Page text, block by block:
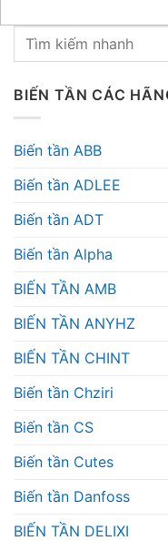
BIẾN TẦN CÁC
Biến tần ABB
Biến tần ADLEE
Biến tần ADT
Biến tần Alpha
BIẾN TẦN AMB
BIẾN TẦN ANYHZ
BIẾN TẦN CHINT
Biến tần Chziri
Biến tần CS
Biến tần Cutes
Biến tần Danfoss
BIẾN TẦN DELIXI